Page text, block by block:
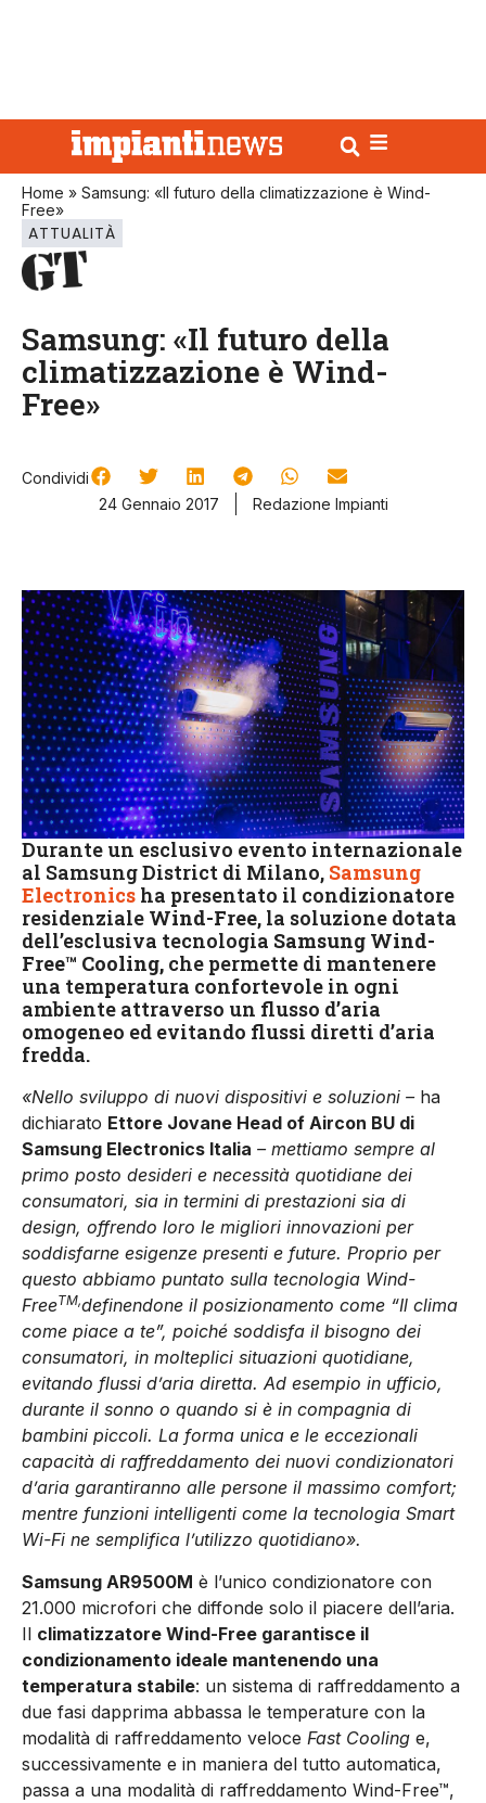
Home » Samsung: «Il futuro della climatizzazione è Wind-
Free»
ATTUALITÀ
Samsung: «Il futuro della
climatizzazione è Wind-
Free»
Condividi
24 Gennaio 2017
Redazione Impianti
Durante un esclusivo evento internazionale
al Samsung District di Milano, Samsung
Electronics ha presentato il condizionatore
residenziale Wind-Free, la soluzione dotata
dell’esclusiva tecnologia Samsung Wind-
Free™ Cooling, che permette di mantenere
una temperatura confortevole in ogni
ambiente attraverso un flusso d’aria
omogeneo ed evitando flussi diretti d’aria
fredda.
«Nello sviluppo di nuovi dispositivi e soluzioni – ha
dichiarato Ettore Jovane Head of Aircon BU di
Samsung Electronics Italia – mettiamo sempre al
primo posto desideri e necessità quotidiane dei
consumatori, sia in termini di prestazioni sia di
design, offrendo loro le migliori innovazioni per
soddisfarne esigenze presenti e future. Proprio per
questo abbiamo puntato sulla tecnologia Wind-
FreeTM,definendone il posizionamento come “Il clima
come piace a te”, poiché soddisfa il bisogno dei
consumatori, in molteplici situazioni quotidiane,
evitando flussi d’aria diretta. Ad esempio in ufficio,
durante il sonno o quando si è in compagnia di
bambini piccoli. La forma unica e le eccezionali
capacità di raffreddamento dei nuovi condizionatori
d’aria garantiranno alle persone il massimo comfort;
mentre funzioni intelligenti come la tecnologia Smart
Wi-Fi ne semplifica l’utilizzo quotidiano».
Samsung AR9500M è l’unico condizionatore con
21.000 microfori che diffonde solo il piacere dell’aria.
Il climatizzatore Wind-Free garantisce il
condizionamento ideale mantenendo una
temperatura stabile: un sistema di raffreddamento a
due fasi dapprima abbassa le temperature con la
modalità di raffreddamento veloce Fast Cooling e,
successivamente e in maniera del tutto automatica,
passa a una modalità di raffreddamento Wind-Free™,